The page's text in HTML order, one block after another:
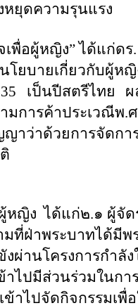
หยุดความรุนแรง
เพื่อผู้หญิง”ได้แก่ดร
โยบายเกี่ยวกับผู้ห
เป็นปีสตรีไทย
การค้าประเวณีพ.ศ
าว่าด้วยการจัดก
หญิง ได้แก่๒.๑ ผู้จั
มที่ฝ่าพระบาทได้มีพ
ผ่านโครงการกำ
าไปมีส่วนร่วมในก
าไปจัดกิจกรรมเพื่